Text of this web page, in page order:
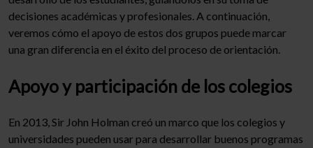
decisiones académicas y profesionales. A continuación,
veremos cómo el apoyo de estos dos grupos puede marcar
una gran diferencia en el éxito del proceso de orientación.
Apoyo y participación de los colegios
En 2013, Sir John Holman creó un marco que los colegios y
universidades pueden usar para desarrollar buenos programas